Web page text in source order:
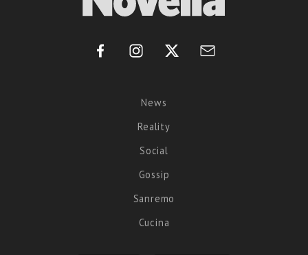
News
Reality
Social
Gossip
Sanremo
Cucina